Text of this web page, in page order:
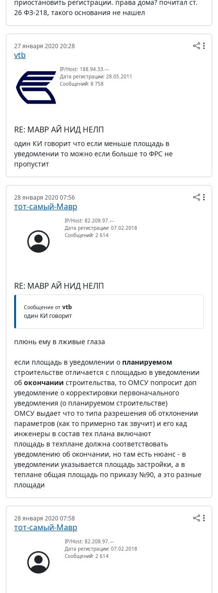
приостановить регистрации. права дома? почитал ст.
26 ФЗ-218, такого основания не нашел
27 января 2020 20:28
vtb
IP/Host: 188.94.33.---
Дата регистрации: 28.05.2011
Сообщений: 8 758
RE: МАВР АЙ НИД НЕЛП
один КИ говорит что если меньше площадь в
уведомлении то можно если больше то ФРС не
пропустит
28 января 2020 07:56
тот-самый-Мавр
IP/Host: 82.208.97.---
Дата регистрации: 07.02.2018
Сообщений: 2 614
RE: МАВР АЙ НИД НЕЛП
Сообщение от vtb
один КИ говорит
плюнь ему в лживые глаза
если площадь в уведомлении о планируемом
строительстве отличается с площадью в уведомлении
об окончании строительства, то ОМСУ попросит доп
уведомление о корректировки первоначального
уведомления (о планируемом строительстве)
ОМСУ выдает что то типа разрешения об отклонении
параметров (как то примерно так звучит) и его кад
инженеры в состав тех плана включают
площадь в техплане должна соответствовать
уведомлению об окончании, но там есть нюанс - в
уведомлении указывается площадь застройки, а в
теплане общая площадь по приказу №90, а это разные
площади
28 января 2020 07:58
тот-самый-Мавр
IP/Host: 82.208.97.---
Дата регистрации: 07.02.2018
Сообщений: 2 614